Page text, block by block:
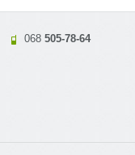
068 505-78-64